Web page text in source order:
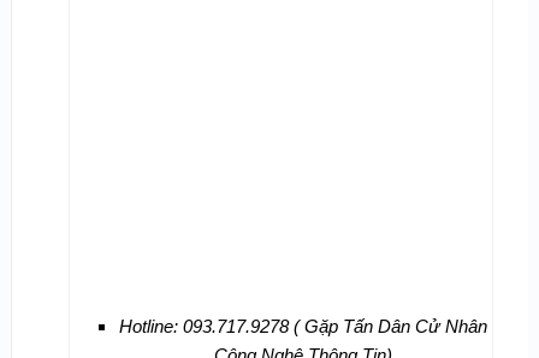
Hotline: 093.717.9278 ( Gặp Tấn Dân Cử Nhân